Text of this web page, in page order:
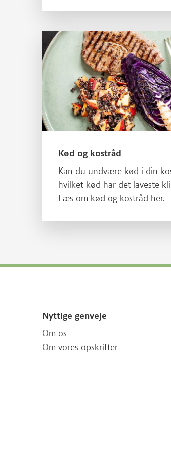
Læs mere om Kød og kostråd
Kød og kostråd
Kan du undvære kød i din
hvilket kød har det laveste
Læs om kød og kostråd her.
Nyttige genveje
Om os
Om vores opskrifter